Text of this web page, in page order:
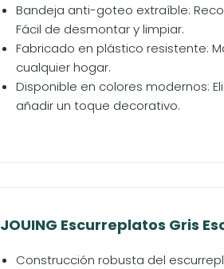
Bandeja anti-goteo extraíble:
Fácil de desmontar y limpiar.
Fabricado en plástico resistente:
cualquier hogar.
Disponible en colores modernos:
añadir un toque decorativo.
JOUING Escurreplatos Gris
Construcción robusta del